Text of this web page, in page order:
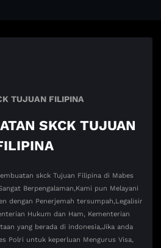
TUJUAN FILIPINA
SKCK TUJUAN
skck Tujuan Filipina di Mabes
Berpengalaman,Kami pun Melayani
dengan Penerjemah tersumpah,Legalisir
Hukum dan Ham, Kementerian
yang berada di indonesia,Jika anda
Polri untuk keperluan Mengurus Visa,